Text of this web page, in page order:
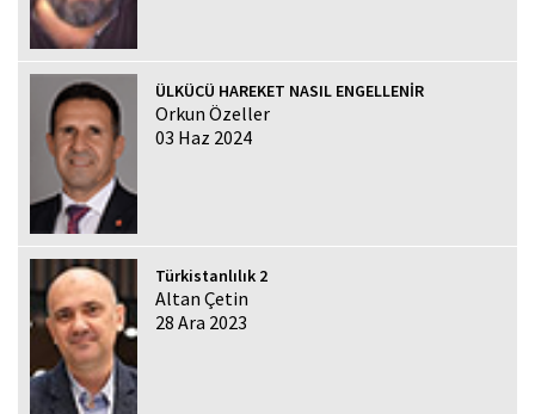
ÜLKÜCÜ HAREKET NASIL ENGELLENİR
Orkun Özeller
03 Haz 2024
Türkistanlılık 2
Altan Çetin
28 Ara 2023